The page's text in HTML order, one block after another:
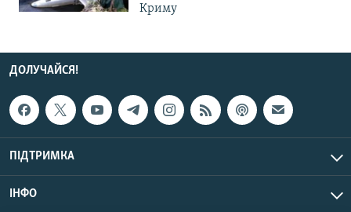
Криму
ДОЛУЧАЙСЯ!
ПІДТРИМКА
ІНФО